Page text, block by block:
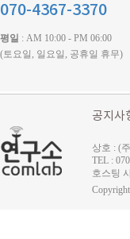
070-4367-3370
평일 : AM 10:00 - PM 06:00
(토요일, 일요일, 공휴일 휴무)
공지사
상호 : (
TEL :
호스팅